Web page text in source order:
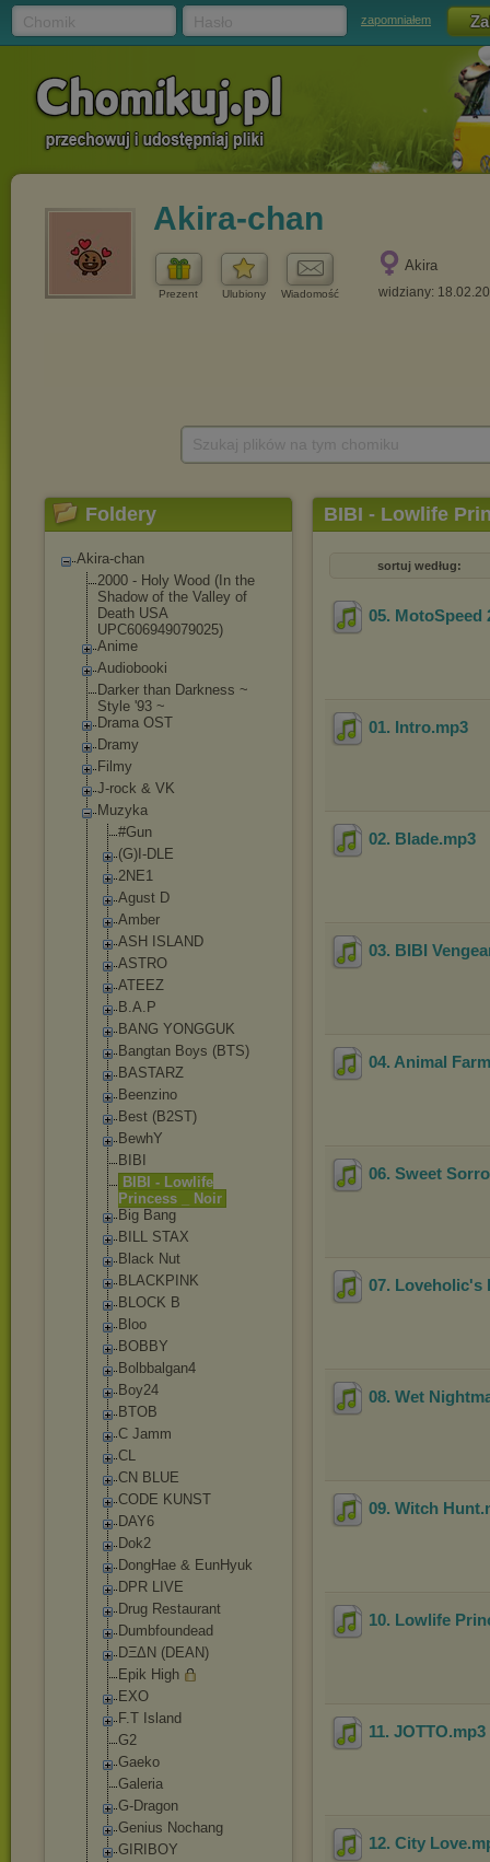
zapomniałem
Akira-chan
Prezent Ulubiony Wiadomość
Akira
widziany:
Foldery
Akira-chan
2000 - Holy Wood (In the
Shadow of the Valley of
Death USA
UPC606949079025)
Anime
Audiobooki
Darker than Darkness ~
Style '93 ~
Drama OST
Dramy
Filmy
J-rock & VK
Muzyka
#Gun
(G)I-DLE
2NE1
Agust D
Amber
ASH ISLAND
ASTRO
ATEEZ
B.A.P
BANG YONGGUK
Bangtan Boys (BTS)
BASTARZ
Beenzino
Best (B2ST)
BewhY
BIBI
BIBI - Lowlife
Princess _ Noir
Big Bang
BILL STAX
Black Nut
BLACKPINK
BLOCK B
Bloo
BOBBY
Bolbbalgan4
Boy24
BTOB
C Jamm
CL
CN BLUE
CODE KUNST
DAY6
Dok2
DongHae & EunHyuk
DPR LIVE
Drug Restaurant
Dumbfoundead
DΞΔN (DEAN)
Epik High
EXO
F.T Island
G2
Gaeko
Galeria
G-Dragon
Genius Nochang
GIRIBOY
BIBI - Lowlife
sortuj według:
05. MotoSpeed
01. Intro.mp3
02. Blade.mp3
03. BIBI
04. Animal Farm
06. Sweet
07. Loveholic's
08. Wet
09. Witch Hunt
10. Lowlife
11. JOTTO.mp3
12. City Love